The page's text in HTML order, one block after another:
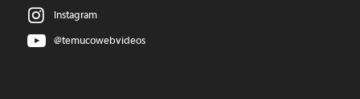
Instagram
@temucowebvideos